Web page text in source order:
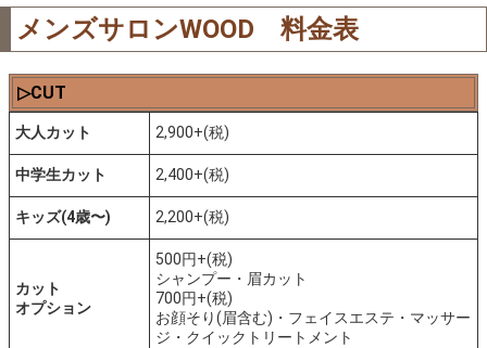
メンズサロンWOOD 料金表
▷CUT
大人カット 2,900+(税)
中学生カット 2,400+(税)
キッズ(4歳〜) 2,200+(税)
カット
オプション
500円+(税)
シャンプー・眉カット
700円+(税)
お顔そり(眉含む)・フェイスエステ・マッサー
ジ・クイックトリートメント